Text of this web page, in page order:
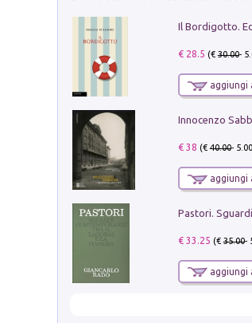
Il Bordigotto.
€ 28.5 (€30.00-
aggiungi
Innocenzo
€ 38 (€40.00-
aggiungi
€ 33.25 (€35.00-
aggiungi